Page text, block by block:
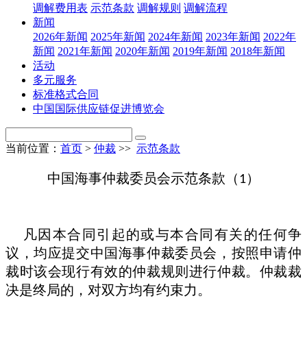
调解费用表 示范条款 调解规则 调解流程
新闻
2026年新闻 2025年新闻 2024年新闻 2023年新闻 2022年
新闻 2021年新闻 2020年新闻 2019年新闻 2018年新闻
活动
多元服务
标准格式合同
中国国际供应链促进博览会
当前位置： 首页 > 仲裁 >> 示范条款
中国海事仲裁委员会示范条款（ 1）
凡因本合同引起的或与本合同有关的任何争
议，均应提交中国海事仲裁委员会，按照申请仲
裁时该会现行有效的仲裁规则进行仲裁。仲裁裁
决是终局的，对双方均有约束力。